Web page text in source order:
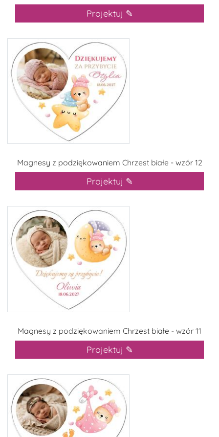
Projektuj ✎
Magnesy z podziękowaniem Chrzest białe - wzór 12
Projektuj ✎
Magnesy z podziękowaniem Chrzest białe - wzór 11
Projektuj ✎